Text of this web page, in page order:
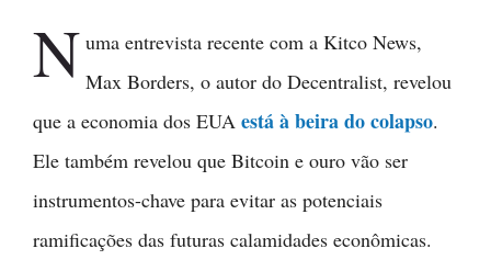
N uma entrevista recente com a Kitco News,
Max Borders, o autor do Decentralist, revelou
que a economia dos EUA está à beira do colapso.
Ele também revelou que Bitcoin e ouro vão ser
instrumentos-chave para evitar as potenciais
ramificações das futuras calamidades econômicas.